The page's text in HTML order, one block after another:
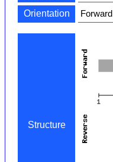
Orientation Forward
Structure